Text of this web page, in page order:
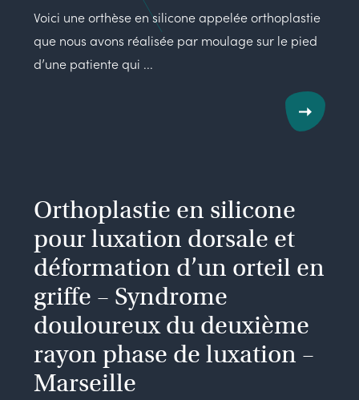
Voici une orthèse en silicone appelée orthoplastie
que nous avons réalisée par moulage sur le pied
d’une patiente qui ...
Orthoplastie en silicone
pour luxation dorsale et
déformation d’un orteil en
griffe – Syndrome
douloureux du deuxième
rayon phase de luxation –
Marseille